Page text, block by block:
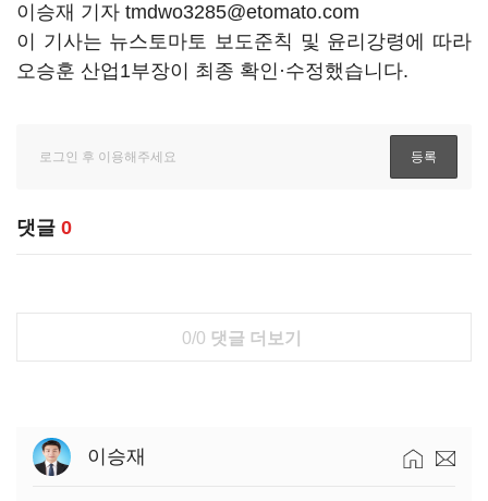
이승재 기자 tmdwo3285@etomato.com
이 기사는 뉴스토마토 보도준칙 및 윤리강령에 따라
오승훈 산업1부장이 최종 확인·수정했습니다.
댓글 0
0/0 댓글 더보기
이승재